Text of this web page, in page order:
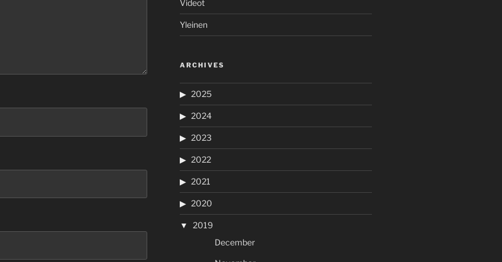
Videot
Yleinen
ARCHIVES
2025
2024
2023
2022
2021
2020
2019
December